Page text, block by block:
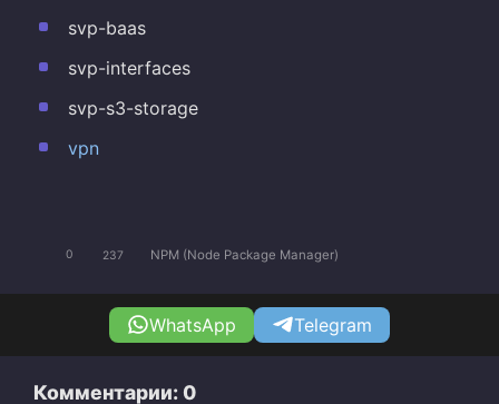
svp-baas
svp-interfaces
svp-s3-storage
vpn
0 237 NPM (Node Package Manager)
WhatsApp Telegram
Комментарии: 0